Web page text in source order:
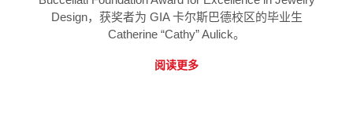
Design，获奖者为 GIA 卡尔斯巴德校区的毕业生
Catherine “Cathy” Aulick。
阅读更多